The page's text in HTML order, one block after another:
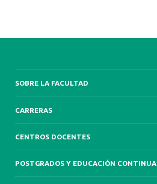
SOBRE LA FACULTAD
CARRERAS
CENTROS DOCENTES
POSTGRADOS Y EDUCACIÓN CONTINUA